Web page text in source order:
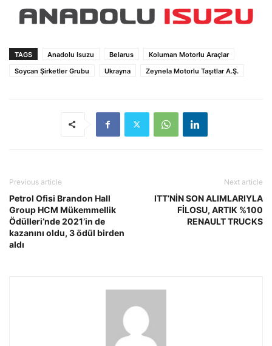
TAGS Anadolu Isuzu Belarus
Koluman Motorlu Araçlar
Soycan Şirketler Grubu
Ukrayna Zeynela Motorlu Taşıtlar A.Ş.
Previous article
Petrol Ofisi Brandon Hall
Group HCM Mükemmellik
Ödülleri’nde 2021’in de
kazanını oldu, 3 ödül birden
aldı
Next article
ITT’NİN SON ALIMLARIYLA
FİLOSU, ARTIK %100
RENAULT TRUCKS